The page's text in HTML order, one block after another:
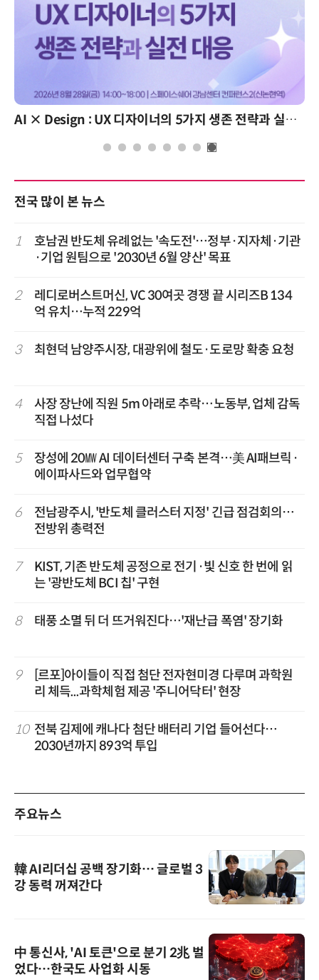
AI × Design : UX 디자이너의 5가지 생존 전략과 실전 대응
전국 많이 본 뉴스
1
호남권 반도체 유례없는 '속도전'…정부·지자체·기관
·기업 원팀으로 '2030년 6월 양산' 목표
2
레디로버스트머신, VC 30여곳 경쟁 끝 시리즈B 134
억 유치…누적 229억
3 최현덕 남양주시장, 대광위에 철도·도로망 확충 요청
4
사장 장난에 직원 5m 아래로 추락…노동부, 업체 감독
직접 나섰다
5
장성에 20㎿ AI 데이터센터 구축 본격…美 AI패브릭·
에이파사드와 업무협약
6
전남광주시, '반도체 클러스터 지정' 긴급 점검회의…
전방위 총력전
7
KIST, 기존 반도체 공정으로 전기·빛 신호 한 번에 읽
는 '광반도체 BCI 칩' 구현
8 태풍 소멸 뒤 더 뜨거워진다…'재난급 폭염' 장기화
9
[르포]아이들이 직접 첨단 전자현미경 다루며 과학원
리 체득...과학체험 제공 '주니어닥터' 현장
10 전북 김제에 캐나다 첨단 배터리 기업 들어선다…
2030년까지 893억 투입
주요뉴스
韓 AI리더십 공백 장기화… 글로벌 3
강 동력 꺼져간다
中 통신사, 'AI 토큰'으로 분기 2兆 벌
었다…한국도 사업화 시동